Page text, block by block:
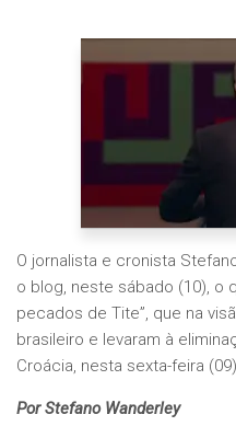
O jornalista e cronista
o blog, neste sábado (10), o
pecados de Tite”, que na
brasileiro e levaram à
Croácia, nesta sexta-feira
Por Stefano Wanderley